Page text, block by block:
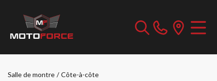
Salle de montre / Côte-à-côte